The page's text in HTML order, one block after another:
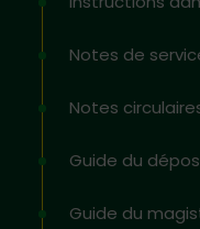
Notes de
Notes
Guide du
Guide du